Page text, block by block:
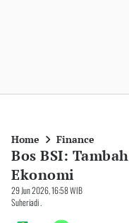
Home Finance
Bos BSI:
Ekonomi
29 Jun 2026, 16:58 WIB
Suheriadi .